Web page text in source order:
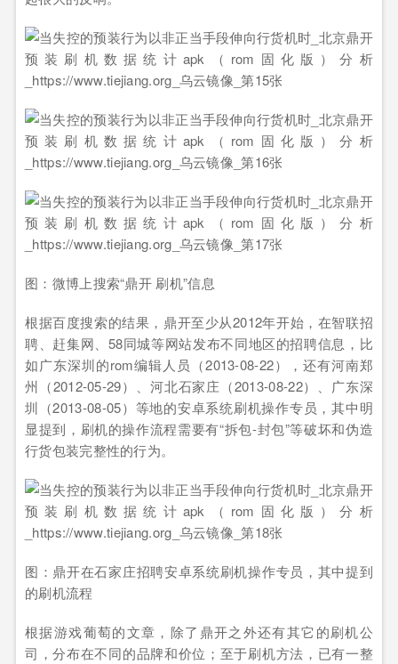
图：微博上搜索“鼎开 刷机”信息
根据百度搜索的结果，鼎开至少从2012年开始，在智联招
聘、赶集网、58同城等网站发布不同地区的招聘信息，比
如广东深圳的rom编辑人员（2013-08-22），还有河南郑
州（2012-05-29）、河北石家庄（2013-08-22）、广东深
圳（2013-08-05）等地的安卓系统刷机操作专员，其中明
显提到，刷机的操作流程需要有“拆包-封包”等破坏和伪造
行货包装完整性的行为。
图：鼎开在石家庄招聘安卓系统刷机操作专员，其中提到
的刷机流程
根据游戏葡萄的文章，除了鼎开之外还有其它的刷机公
司，分布在不同的品牌和价位；至于刷机方法，已有一整